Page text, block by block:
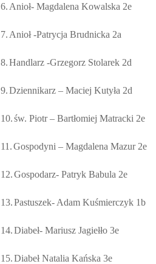
6. Anioł- Magdalena Kowalska 2e
7. Anioł -Patrycja Brudnicka 2a
8.Handlarz -Grzegorz Stolarek 2d
9.Dziennikarz – Maciej Kutyła 2d
10.św. Piotr – Bartłomiej Matracki 2e
11.Gospodyni – Magdalena Mazur 2e
12.Gospodarz- Patryk Babula 2e
13.Pastuszek- Adam Kuśmierczyk 1b
14.Diabeł- Mariusz Jagiełło 3e
15.Diabeł Natalia Kańska 3e